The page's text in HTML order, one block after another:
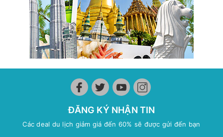
ĐĂNG KÝ NHẬN TIN
Các deal du lịch giảm giá đến 60% sẽ được gửi đến bạn